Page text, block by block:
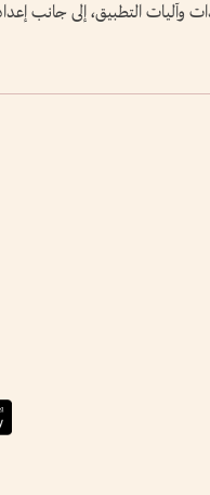
التطبيق، إلى جانب